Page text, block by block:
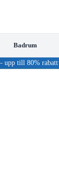
Badrum
upp till 80%